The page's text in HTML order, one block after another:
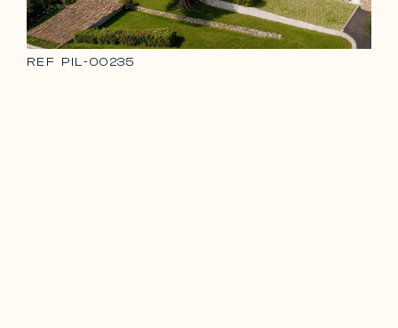
REF PIL-00235